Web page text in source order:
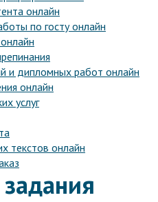
онлайн
по госту онлайн
и дипломных работ онлайн
онлайн
услуг
текстов онлайн